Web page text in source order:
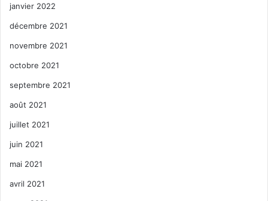
janvier 2022
décembre 2021
novembre 2021
octobre 2021
septembre 2021
août 2021
juillet 2021
juin 2021
mai 2021
avril 2021